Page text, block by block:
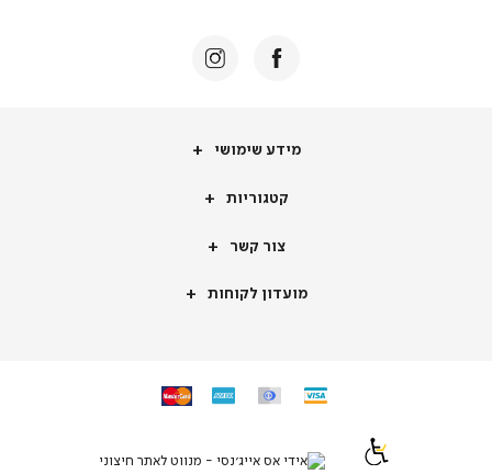
מידע
מידע שימושי
קטגוריותקטגוריות
צור
צור קשר
מועדון
מועדון לקוחות